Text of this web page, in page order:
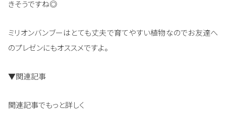
きそうですね◎
ミリオンバンブーはとても丈夫で育てやすい植物なのでお友達へ
のプレゼンにもオススメですよ。
▼関連記事
関連記事でもっと詳しく